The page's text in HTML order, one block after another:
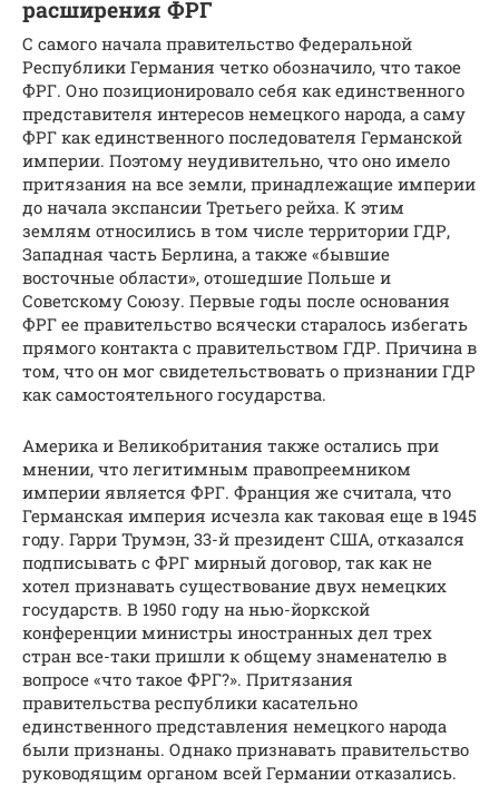
расширения ФРГ
С самого начала правительство Федеральной
Республики Германия четко обозначило, что такое
ФРГ. Оно позиционировало себя как единственного
представителя интересов немецкого народа, а саму
ФРГ как единственного последователя Германской
империи. Поэтому неудивительно, что оно имело
притязания на все земли, принадлежащие империи
до начала экспансии Третьего рейха. К этим
землям относились в том числе территории ГДР,
Западная часть Берлина, а также «бывшие
восточные области», отошедшие Польше и
Советскому Союзу. Первые годы после основания
ФРГ ее правительство всячески старалось избегать
прямого контакта с правительством ГДР. Причина в
том, что он мог свидетельствовать о признании ГДР
как самостоятельного государства.
Америка и Великобритания также остались при
мнении, что легитимным правопреемником
империи является ФРГ. Франция же считала, что
Германская империя исчезла как таковая еще в 1945
году. Гарри Трумэн, 33-й президент США, отказался
подписывать с ФРГ мирный договор, так как не
хотел признавать существование двух немецких
государств. В 1950 году на нью-йоркской
конференции министры иностранных дел трех
стран все-таки пришли к общему знаменателю в
вопросе «что такое ФРГ?». Притязания
правительства республики касательно
единственного представления немецкого народа
были признаны. Однако признавать правительство
руководящим органом всей Германии отказались.